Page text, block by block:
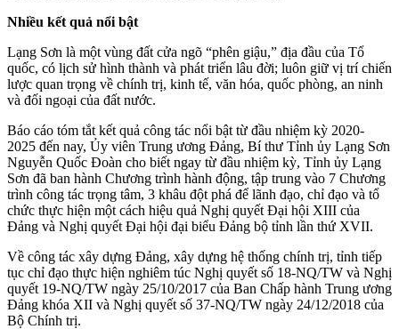
Nhiều kết quả nổi bật
Lạng Sơn là một vùng đất cửa ngõ “phên giậu,” địa đầu của Tổ
quốc, có lịch sử hình thành và phát triển lâu đời; luôn giữ vị trí chiến
lược quan trọng về chính trị, kinh tế, văn hóa, quốc phòng, an ninh
và đối ngoại của đất nước.
Báo cáo tóm tắt kết quả công tác nổi bật từ đầu nhiệm kỳ 2020-
2025 đến nay, Ủy viên Trung ương Đảng, Bí thư Tỉnh ủy Lạng Sơn
Nguyễn Quốc Đoàn cho biết ngay từ đầu nhiệm kỳ, Tỉnh ủy Lạng
Sơn đã ban hành Chương trình hành động, tập trung vào 7 Chương
trình công tác trọng tâm, 3 khâu đột phá để lãnh đạo, chỉ đạo và tổ
chức thực hiện một cách hiệu quả Nghị quyết Đại hội XIII của
Đảng và Nghị quyết Đại hội đại biểu Đảng bộ tỉnh lần thứ XVII.
Về công tác xây dựng Đảng, xây dựng hệ thống chính trị, tỉnh tiếp
tục chỉ đạo thực hiện nghiêm túc Nghị quyết số 18-NQ/TW và Nghị
quyết 19-NQ/TW ngày 25/10/2017 của Ban Chấp hành Trung ương
Đảng khóa XII và Nghị quyết số 37-NQ/TW ngày 24/12/2018 của
Bộ Chính trị.